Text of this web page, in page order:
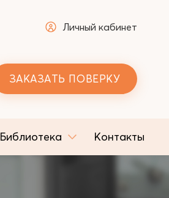
Личный кабинет
ЗАКАЗАТЬ ПОВЕРКУ
Библиотека Контакты